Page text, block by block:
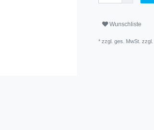
Wunschliste
* zzgl. ges. MwSt. zzgl.